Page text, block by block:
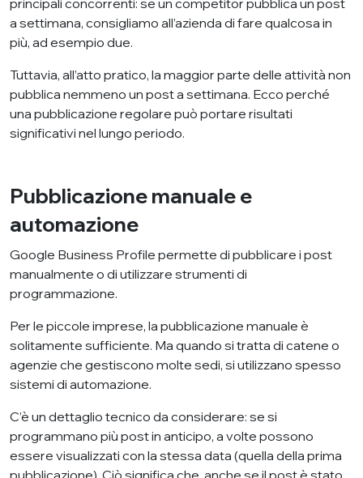
principali concorrenti: se un competitor pubblica un post
a settimana, consigliamo all’azienda di fare qualcosa in
più, ad esempio due.
Tuttavia, all’atto pratico, la maggior parte delle attività non
pubblica nemmeno un post a settimana. Ecco perché
una pubblicazione regolare può portare risultati
significativi nel lungo periodo.
Pubblicazione manuale e
automazione
Google Business Profile permette di pubblicare i post
manualmente o di utilizzare strumenti di
programmazione.
Per le piccole imprese, la pubblicazione manuale è
solitamente sufficiente. Ma quando si tratta di catene o
agenzie che gestiscono molte sedi, si utilizzano spesso
sistemi di automazione.
C’è un dettaglio tecnico da considerare: se si
programmano più post in anticipo, a volte possono
essere visualizzati con la stessa data (quella della prima
pubblicazione). Ciò significa che, anche se il post è stato